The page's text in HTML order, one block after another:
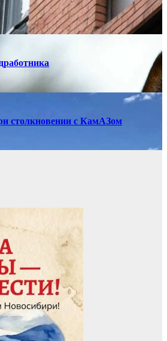
столкновении с КамАЗом